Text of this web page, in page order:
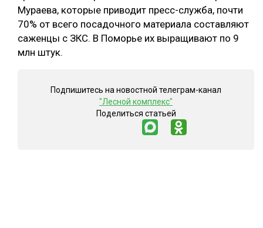
Мураева, которые приводит пресс-служба, почти
70% от всего посадочного материала составляют
саженцы с ЗКС. В Поморье их выращивают по 9
млн штук.
Подпишитесь на новостной телеграм-канал
"Лесной комплекс"
Поделиться статьей